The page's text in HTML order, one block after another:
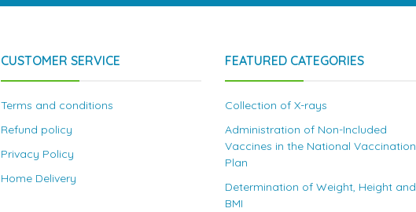
CUSTOMER SERVICE
Terms and conditions
Refund policy
Privacy Policy
Home Delivery
FEATURED CATEGORIES
Collection of X-rays
Administration of Non-Included
Vaccines in the National Vaccination
Plan
Determination of Weight, Height and
BMI